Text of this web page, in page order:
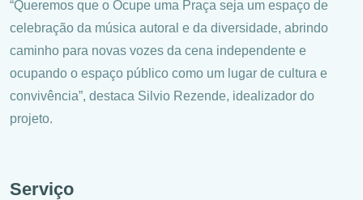
“Queremos que o Ocupe uma Praça seja um espaço de
celebração da música autoral e da diversidade, abrindo
caminho para novas vozes da cena independente e
ocupando o espaço público como um lugar de cultura e
convivência”, destaca Silvio Rezende, idealizador do
projeto.
Serviço